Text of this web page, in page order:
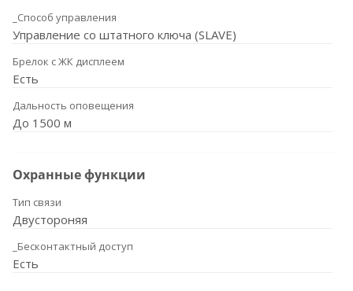
_Способ управления
Управление со штатного ключа (SLAVE)
Брелок с ЖК дисплеем
Есть
Дальность оповещения
До 1500 м
Охранные функции
Тип связи
Двустороняя
_Бесконтактный доступ
Есть